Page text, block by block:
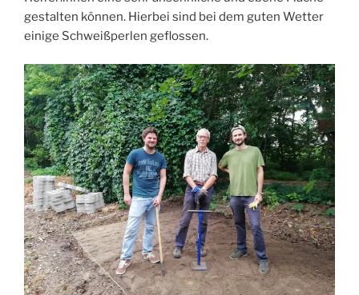
gestalten können. Hierbei sind bei dem guten Wetter
einige Schweißperlen geflossen.